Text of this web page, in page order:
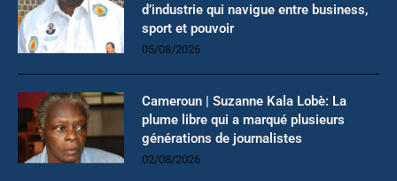
d’industrie qui navigue entre business,
sport et pouvoir
05/08/2026
Cameroun | Suzanne Kala Lobè: La
plume libre qui a marqué plusieurs
générations de journalistes
02/08/2026